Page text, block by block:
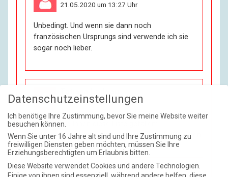
21.05.2020 um 13:27 Uhr
Unbedingt. Und wenn sie dann noch
französischen Ursprungs sind verwende ich sie
sogar noch lieber.
21.05.2020 um 18:07 Uhr
Dann sollte Ihnen diese Liste gefallen:
https://de.wikipedia.org/wiki/Liste_von_Gallizismen
Datenschutzeinstellungen
Ich benötige Ihre Zustimmung, bevor Sie meine Website weiter
besuchen können.
Wenn Sie unter 16 Jahre alt sind und Ihre Zustimmung zu
freiwilligen Diensten geben möchten, müssen Sie Ihre
Erziehungsberechtigten um Erlaubnis bitten.
Diese Website verwendet Cookies und andere Technologien.